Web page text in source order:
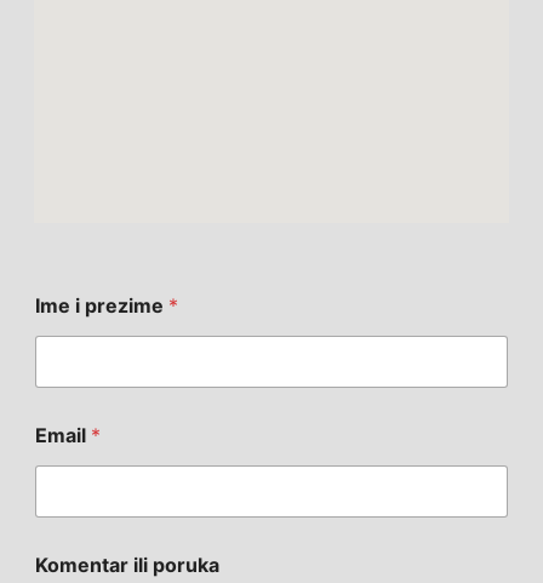
Ime i prezime *
i
i
Email *
Komentar ili poruka